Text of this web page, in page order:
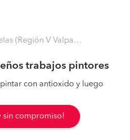
(Región V Valparaíso - Quillota)
trabajos pintores
con antioxido y luego
sin compromiso!